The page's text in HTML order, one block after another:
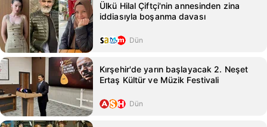
Ülkü Hilal Çiftçi'nin annesinden zina
iddiasıyla boşanma davası
Dün
Kırşehir'de yarın başlayacak 2. Neşet
Ertaş Kültür ve Müzik Festivali
Dün